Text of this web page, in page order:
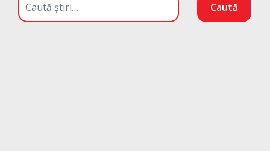
Caută